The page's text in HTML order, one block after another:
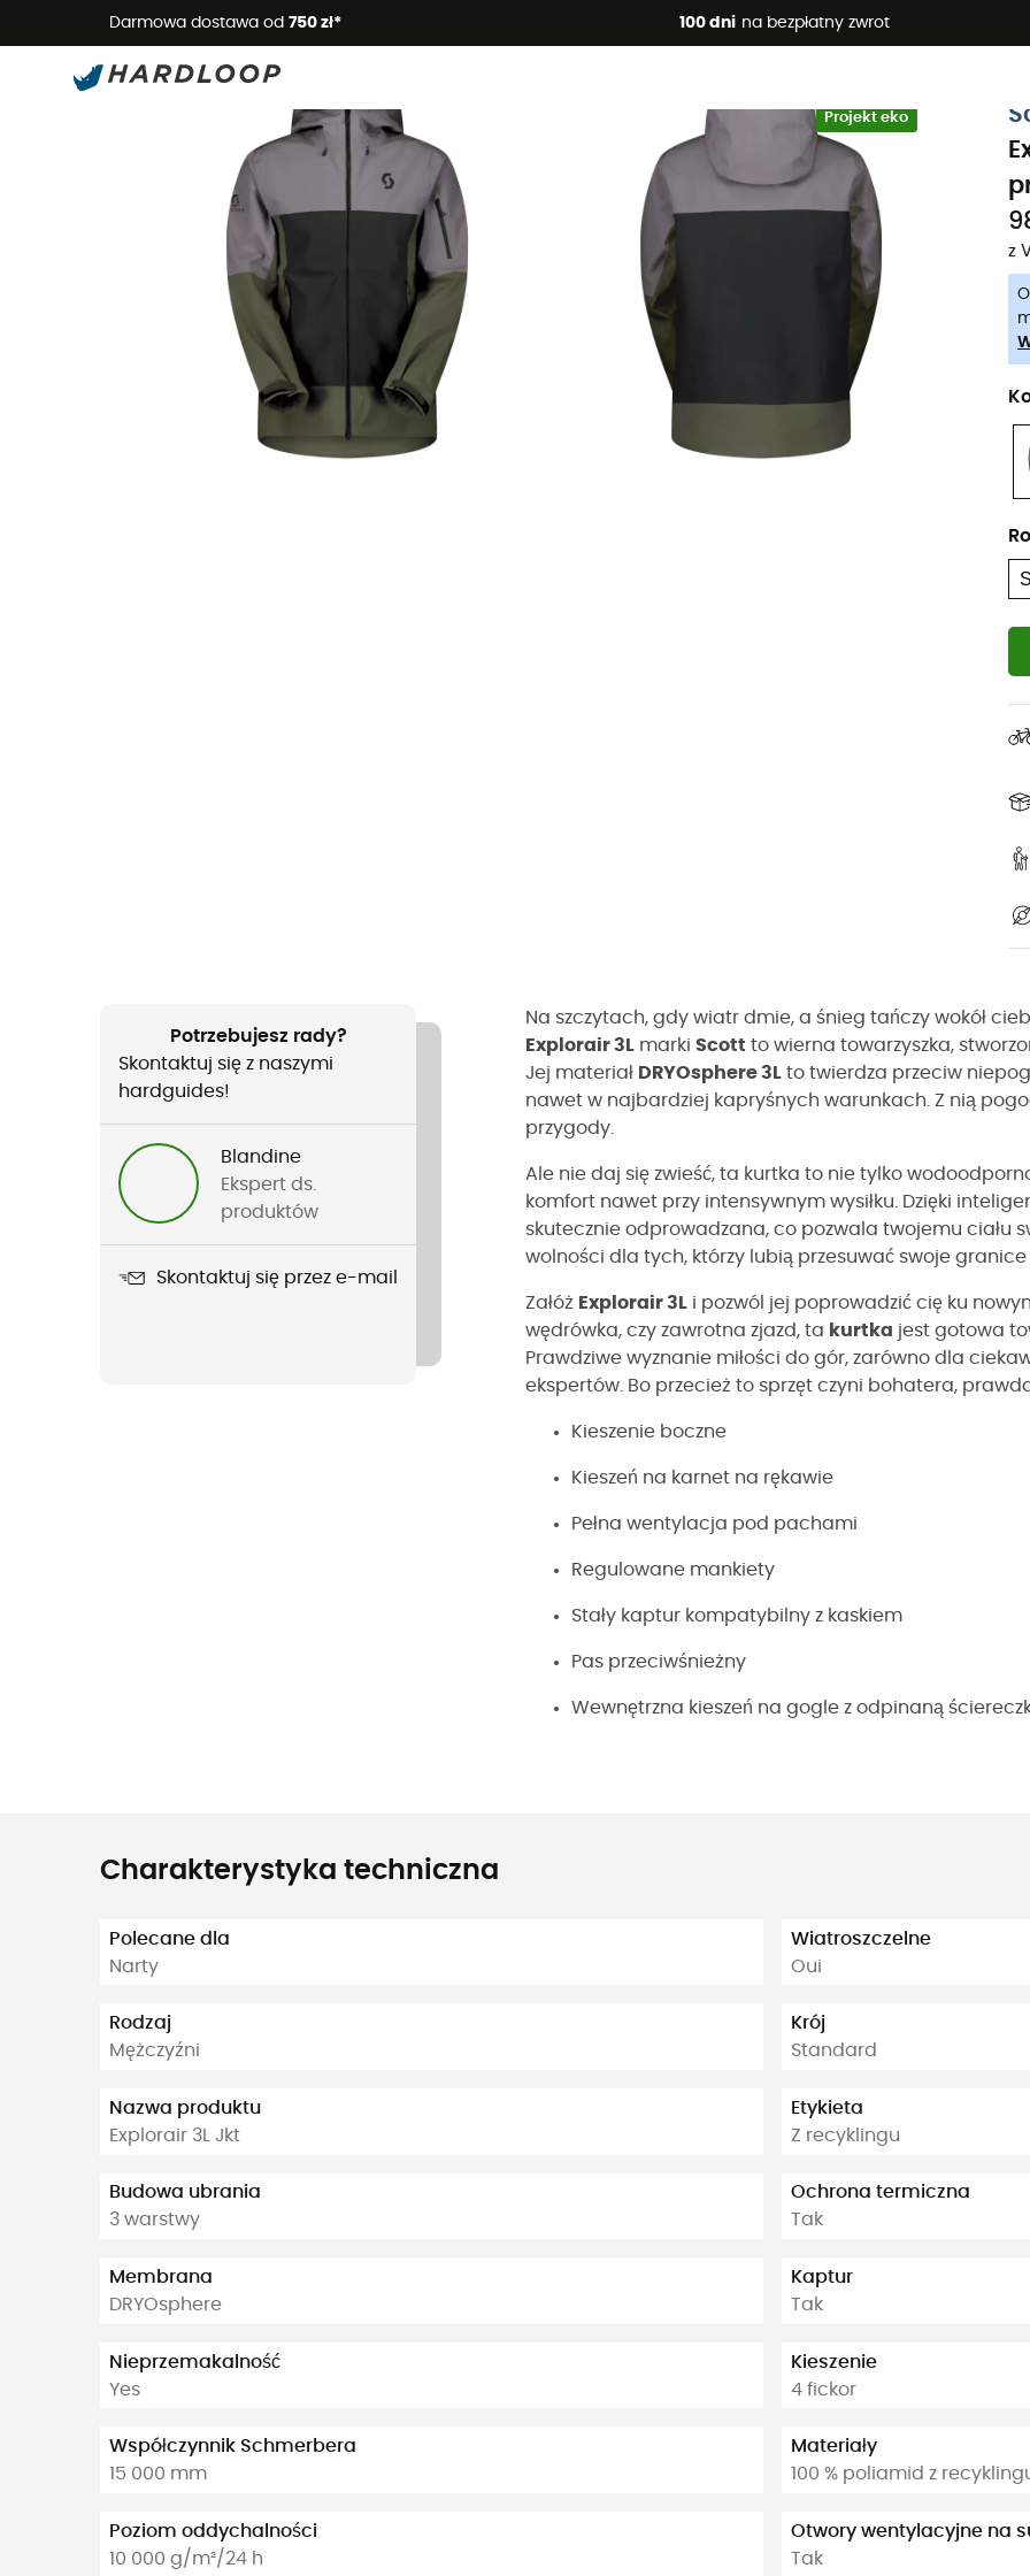
Darmowa dostawa od 750 zł* 100 dni na bezpłatny zwrot
Letnie promocje 🔥 -5% DODATKOWO przy zakupie 2 produktów*, kod
Projekt eko
z
Potrzebujesz rady?
Skontaktuj się z naszymi
hardguides!
Blandine
Ekspert ds.
produktów
Skontaktuj się przez e-mail
Na szczytach, gdy wiatr dmie, a śnieg tańczy wokół
Explorair 3L marki Scott to wierna towarzyszka,
Jej materiał DRYOsphere 3L to twierdza przeciw
nawet w najbardziej kapryśnych warunkach. Z nią
przygody.
Ale nie daj się zwieść, ta kurtka to nie tylko
komfort nawet przy intensywnym wysiłku. Dzięki
skutecznie odprowadzana, co pozwala twojemu ciału
wolności dla tych, którzy lubią przesuwać swoje
Załóż Explorair 3L i pozwól jej poprowadzić cię ku
wędrówka, czy zawrotna zjazd, ta kurtka jest gotowa
Prawdziwe wyznanie miłości do gór, zarówno dla
ekspertów. Bo przecież to sprzęt czyni bohatera,
Kieszenie boczne
Kieszeń na karnet na rękawie
Pełna wentylacja pod pachami
Regulowane mankiety
Stały kaptur kompatybilny z kaskiem
Pas przeciwśnieżny
Wewnętrzna kieszeń na gogle z odpinaną
Charakterystyka techniczna
Polecane dla
Narty
Rodzaj
Mężczyźni
Nazwa produktu
Explorair 3L Jkt
Budowa ubrania
3 warstwy
Membrana
DRYOsphere
Nieprzemakalność
Yes
Współczynnik Schmerbera
15 000 mm
Poziom oddychalności
10 000 g/m²/24 h
Wiatroszczelne
Oui
Krój
Standard
Etykieta
Z recyklingu
Ochrona termiczna
Tak
Kaptur
Tak
Kieszenie
4 fickor
Materiały
100 % poliamid z
Otwory wentylacyjne na
Tak